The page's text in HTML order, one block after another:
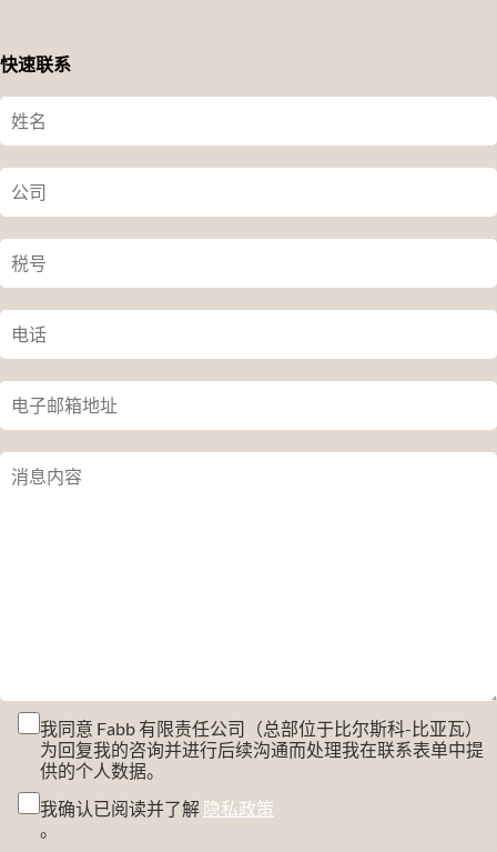
快速联系
我同意 Fabb 有限责任公司（总部位于比尔斯科-比亚瓦）
为回复我的咨询并进行后续沟通而处理我在联系表单中提
供的个人数据。
我确认已阅读并了解 隐私政策
。